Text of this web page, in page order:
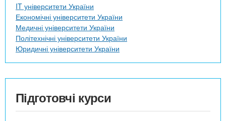
IT університети України
Економічні університети України
Медичні університети України
Політехнічні університети України
Юридичні університети України
Підготовчі курси